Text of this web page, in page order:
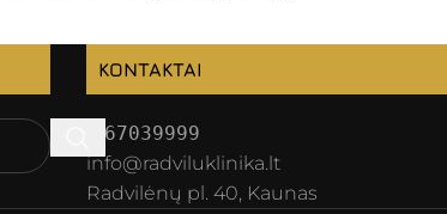
KONTAKTAI
067039999
info@radviluklinika.lt
Radvilėnų pl. 40, Kaunas